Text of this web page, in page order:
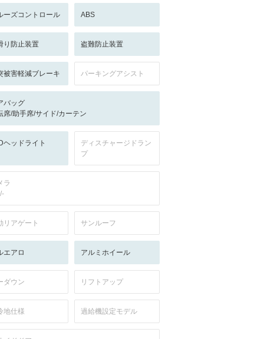
ーズコントロール ABS
り防止装置 盗難防止装置
被害軽減ブレーキ パーキングアシスト
バッグ
席/助手席/サイド/カーテン
ヘッドライト
ディスチャージドラン
プ
ラ
リアゲート サンルーフ
エアロ アルミホイール
ダウン リフトアップ
地仕様 過給機設定モデル